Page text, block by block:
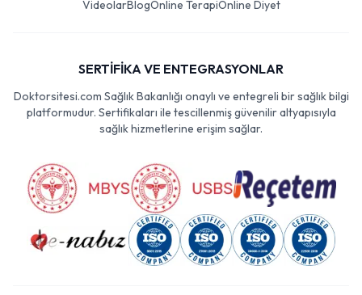
VideolarBlogOnline TerapiOnline Diyet
SERTİFİKA VE ENTEGRASYONLAR
Doktorsitesi.com Sağlık Bakanlığı onaylı ve entegreli bir sağlık bilgi
platformudur. Sertifikaları ile tescillenmiş güvenilir altyapısıyla
sağlık hizmetlerine erişim sağlar.